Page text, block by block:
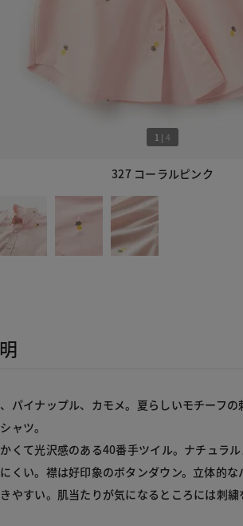
327 コーラルピンク
1 | 4
パイナップル、カモメ。夏らしいモチーフ
ャツ。
くて光沢感のある40番手ツイル。ナチュラル
くい。襟は好印象のボタンダウン。立体的な
やすい。肌当たりが気になるところには刺